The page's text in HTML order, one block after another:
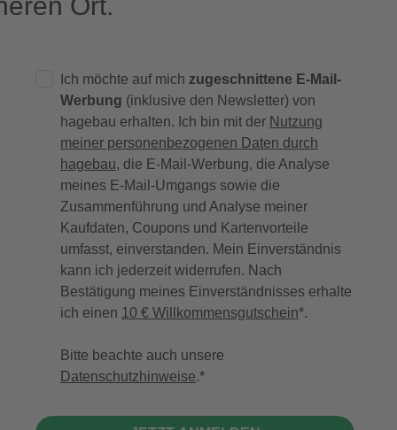
Ort.
Ich möchte auf mich zugeschnittene E-Mail-
Werbung (inklusive den Newsletter) von
hagebau erhalten. Ich bin mit der Nutzung
meiner personenbezogenen Daten durch
hagebau, die E-Mail-Werbung, die Analyse
meines E-Mail-Umgangs sowie die
Zusammenführung und Analyse meiner
Kaufdaten, Coupons und Kartenvorteile
umfasst, einverstanden. Mein Einverständnis
kann ich jederzeit widerrufen. Nach
Bestätigung meines Einverständnisses erhalte
ich einen 10 € Willkommensgutschein*.
Bitte beachte auch unsere
Datenschutzhinweise.